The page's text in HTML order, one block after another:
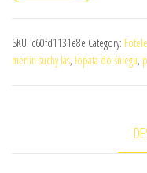
SKU: c60fd1131e8e Category:
merlin suchy las, łopata do śniegu,